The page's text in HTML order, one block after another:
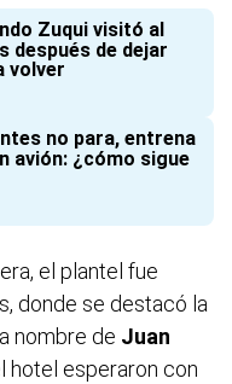
Zuqui visitó al
después de dejar
volver
no para, entrena
avión: ¿cómo sigue
el plantel fue
donde se destacó la
nombre de Juan
hotel esperaron con